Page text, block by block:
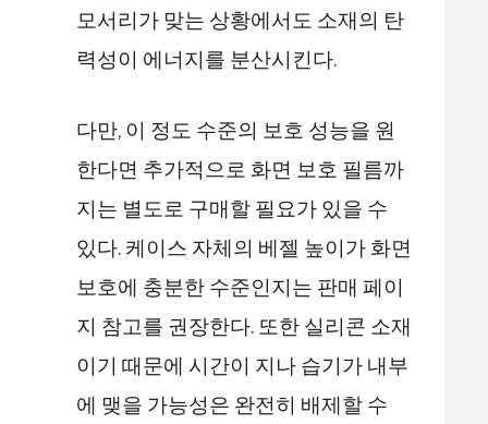
모서리가 맞는 상황에서도 소재의 탄
력성이 에너지를 분산시킨다.
다만, 이 정도 수준의 보호 성능을 원
한다면 추가적으로 화면 보호 필름까
지는 별도로 구매할 필요가 있을 수
있다. 케이스 자체의 베젤 높이가 화면
보호에 충분한 수준인지는 판매 페이
지 참고를 권장한다. 또한 실리콘 소재
이기 때문에 시간이 지나 습기가 내부
에 맺을 가능성은 완전히 배제할 수